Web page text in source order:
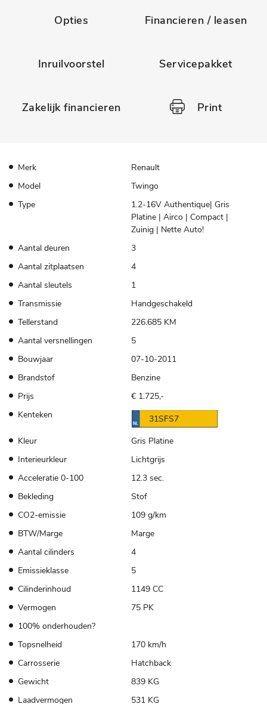
Opties Financieren / leasen
Inruilvoorstel Servicepakket
Zakelijk financieren Print
Merk
Renault
Model
Twingo
Type
1.2-16V Authentique| Gris
Platine | Airco | Compact |
Zuinig | Nette Auto!
Aantal deuren
3
Aantal zitplaatsen
4
Aantal sleutels
1
Transmissie
Handgeschakeld
Tellerstand
226.685 KM
Aantal versnellingen
5
Bouwjaar
07-10-2011
Brandstof
Benzine
Prijs
€ 1.725,-
Kenteken
31SFS7
Kleur
Gris Platine
Interieurkleur
Lichtgrijs
Acceleratie 0-100
12.3 sec.
Bekleding
Stof
CO2-emissie
109 g/km
BTW/Marge
Marge
Aantal cilinders
4
Emissieklasse
5
Cilinderinhoud
1149 CC
Vermogen
75 PK
100% onderhouden?
Topsnelheid
170 km/h
Carrosserie
Hatchback
Gewicht
839 KG
Laadvermogen
531 KG